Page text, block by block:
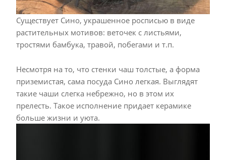
Существует Сино, украшенное росписью в виде
растительных мотивов: веточек с листьями,
тростями бамбука, травой, побегами и т.п.
Несмотря на то, что стенки чаш толстые, а форма
приземистая, сама посуда Сино легкая. Выглядят
такие чаши слегка небрежно, но в этом их
прелесть. Такое исполнение придает керамике
больше жизни и уюта.